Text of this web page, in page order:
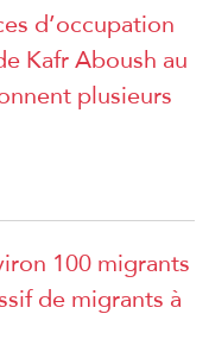
d’occupation
Kafr Aboush au
plusieurs
100 migrants
de migrants à